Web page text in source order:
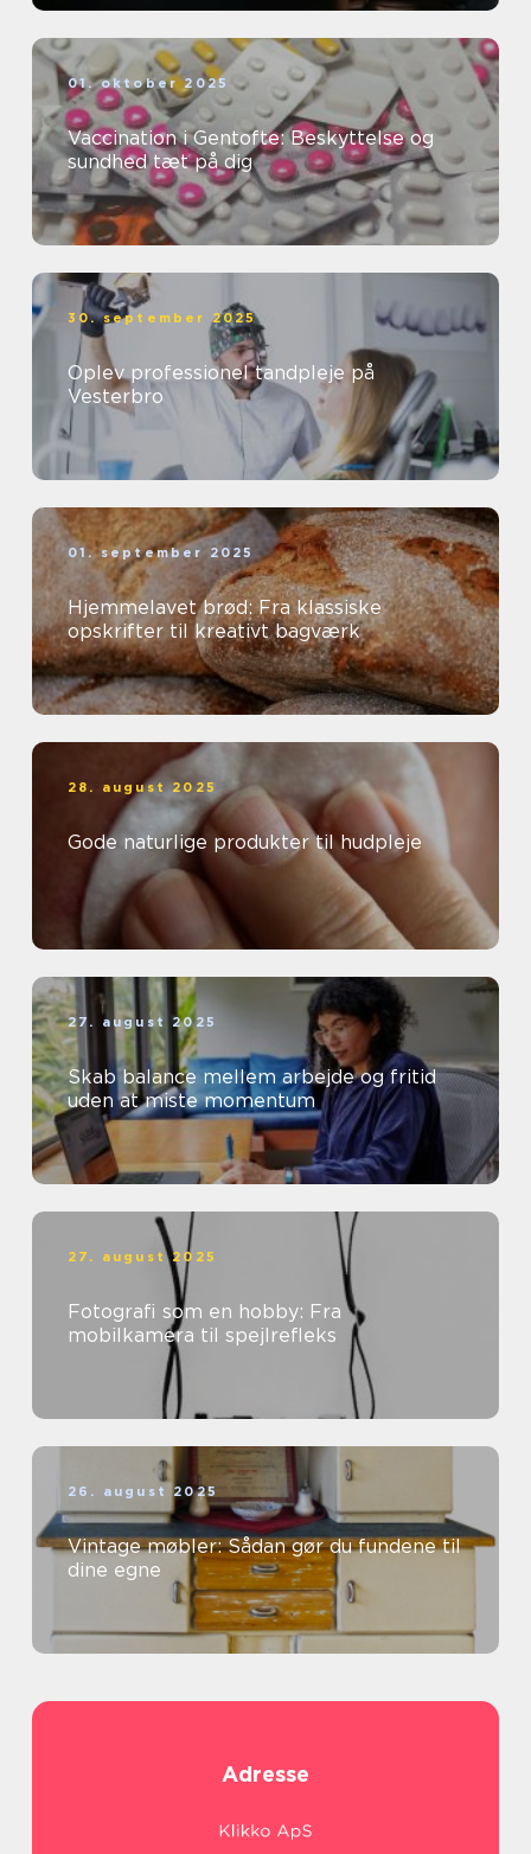
01. oktober 2025
Vaccination i Gentofte: Beskyttelse og
sundhed tæt på dig
30. september 2025
Oplev professionel tandpleje på
Vesterbro
01. september 2025
Hjemmelavet brød: Fra klassiske
opskrifter til kreativt bagværk
28. august 2025
Gode naturlige produkter til hudpleje
27. august 2025
Skab balance mellem arbejde og fritid
uden at miste momentum
27. august 2025
Fotografi som en hobby: Fra
mobilkamera til spejlrefleks
26. august 2025
Vintage møbler: Sådan gør du fundene til
dine egne
Adresse